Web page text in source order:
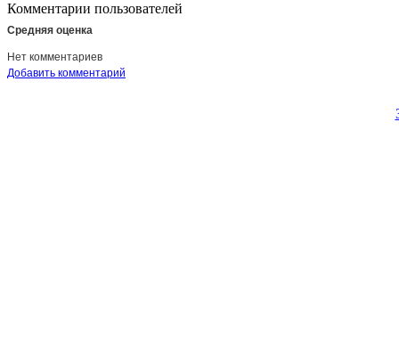
Комментарии пользователей
Средняя оценка
Нет комментариев
Добавить комментарий